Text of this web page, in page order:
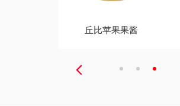
丘比什果果酱